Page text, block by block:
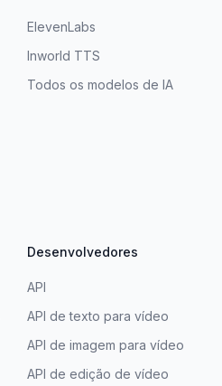
ElevenLabs
Inworld TTS
Todos os modelos de IA
Desenvolvedores
API
API de texto para vídeo
API de imagem para vídeo
API de edição de vídeo